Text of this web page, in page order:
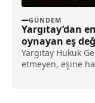
GÜNDEM
Yargıtay’dan
oynayan eş
kusurlu sayıldı
Yargıtay Hukuk
etmeyen, eşine